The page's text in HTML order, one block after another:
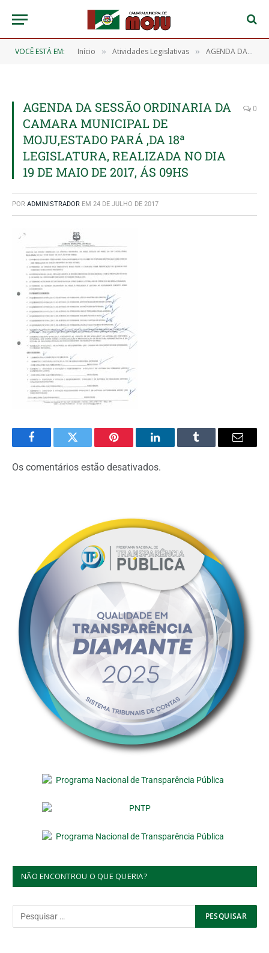
VOCÊ ESTÁ EM: Início » Atividades Legislativas » AGENDA DA SESSÃO ORDINÁRIA DA CÂMARA MUNICIPAL DE MOJU, REALIZADA NO DIA 19 DE MAIO DE 2017
AGENDA DA SESSÃO ORDINARIA DA
CAMARA MUNICIPAL DE
MOJU,ESTADO PARÁ ,DA 18ª
LEGISLATURA, REALIZADA NO DIA
19 DE MAIO DE 2017, ÁS 09HS
0
POR ADMINISTRADOR EM 24 DE JULHO DE 2017
FacebookTwitter Pinterest O
LinkedIn
Tumblr
E-
Os comentários estão desativados.
NÃO ENCONTROU O QUE QUERIA?